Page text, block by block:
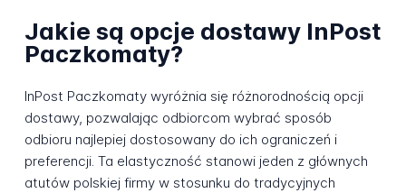
Jakie są opcje dostawy InPost
Paczkomaty?
InPost Paczkomaty wyróżnia się różnorodnością opcji
dostawy, pozwalając odbiorcom wybrać sposób
odbioru najlepiej dostosowany do ich ograniczeń i
preferencji. Ta elastyczność stanowi jeden z głównych
atutów polskiej firmy w stosunku do tradycyjnych